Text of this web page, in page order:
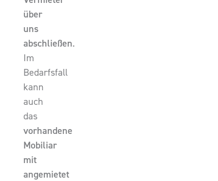
über
uns
abschließen.
Im
Bedarfsfall
kann
auch
das
vorhandene
Mobiliar
mit
angemietet